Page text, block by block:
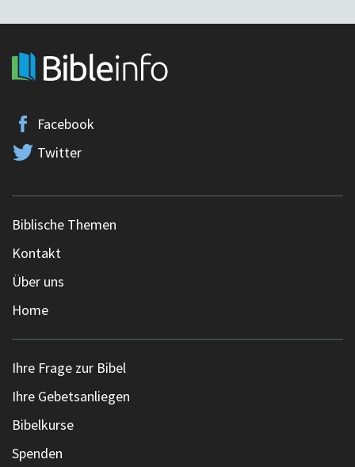
Facebook
Twitter
Biblische Themen
Kontakt
Über uns
Home
Ihre Frage zur Bibel
Ihre Gebetsanliegen
Bibelkurse
Spenden